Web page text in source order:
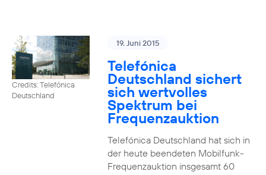
Credits: Telefónica
Deutschland
19. Juni 2015
Telefónica
Deutschland sichert
sich wertvolles
Spektrum bei
Frequenzauktion
Telefónica Deutschland hat sich in
der heute beendeten Mobilfunk-
Frequenzauktion insgesamt 60